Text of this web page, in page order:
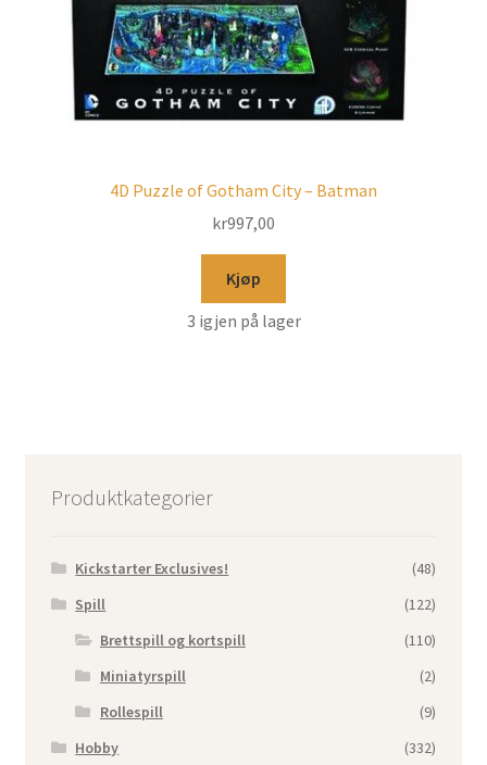
4D Puzzle of Gotham City – Batman
kr997,00
Kjøp
3 igjen på lager
Produktkategorier
Kickstarter Exclusives!
(48)
Spill
(122)
Brettspill og kortspill
(110)
Miniatyrspill
(2)
Rollespill
(9)
Hobby
(332)